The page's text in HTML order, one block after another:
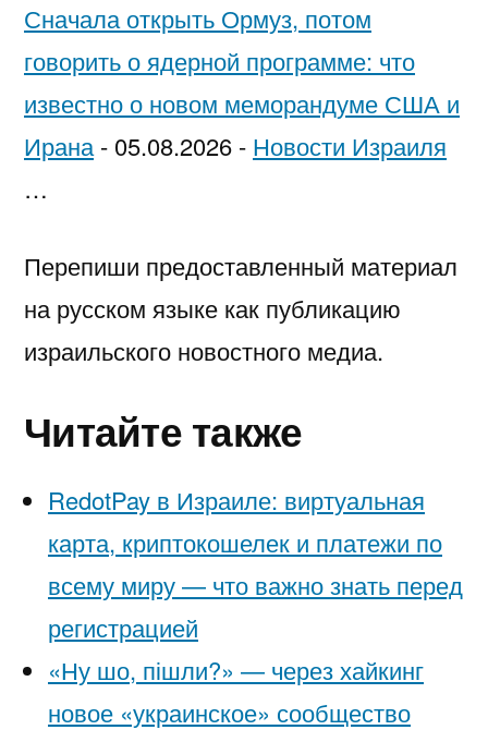
Сначала открыть Ормуз, потом
говорить о ядерной программе: что
известно о новом меморандуме США и
Ирана - 05.08.2026 - Новости Израиля
…
Перепиши предоставленный материал
на русском языке как публикацию
израильского новостного медиа.
Читайте также
RedotPay в Израиле: виртуальная
карта, криптокошелек и платежи по
всему миру — что важно знать перед
регистрацией
«Ну шо, пішли?» — через хайкинг
новое «украинское» сообщество